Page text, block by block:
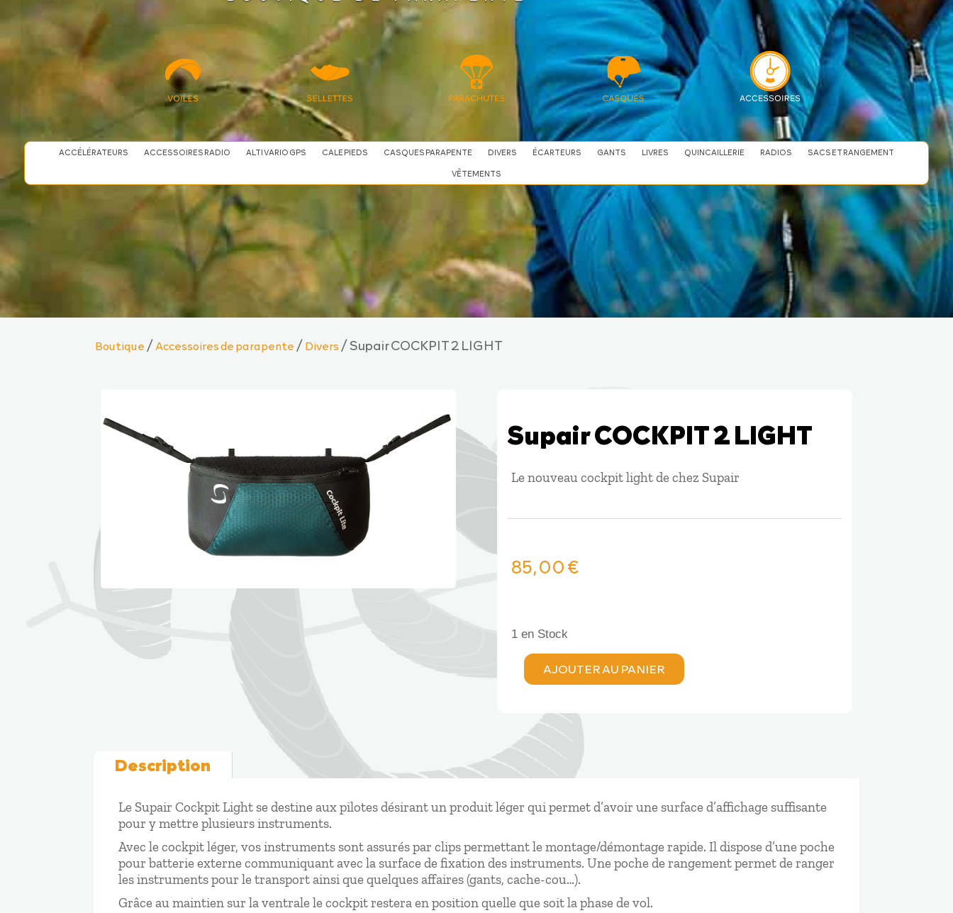
ACCÉLÉRATEURS ACCESSOIRES RADIO ALTI VARIO GPS CALE PIEDS CASQUES PARAPENTE DIVERS ÉCARTEURS GANTS LIVRES QUINCAILLERIE RADIOS
SACS ET RANGEMENT
VÊTEMENTS
Boutique /Accessoires de parapente /Divers / Supair COCKPIT 2 LIGHT
Supair COCKPIT 2 LIGHT
Le nouveau cockpit light de chez Supair
85,00€
1 en Stock
quantité
COCKPIT
LIGHT
AJOUTER AU PANIER
Description
Le Supair Cockpit Light se destine aux pilotes désirant un produit léger qui permet d’avoir une surface d’affichage suffisante
pour y mettre plusieurs instruments.
Avec le cockpit léger, vos instruments sont assurés par clips permettant le montage/démontage rapide. Il dispose d’une poche
pour batterie externe communiquant avec la surface de fixation des instruments. Une poche de rangement permet de ranger
les instruments pour le transport ainsi que quelques affaires (gants, cache-cou…).
Grâce au maintien sur la ventrale le cockpit restera en position quelle que soit la phase de vol.